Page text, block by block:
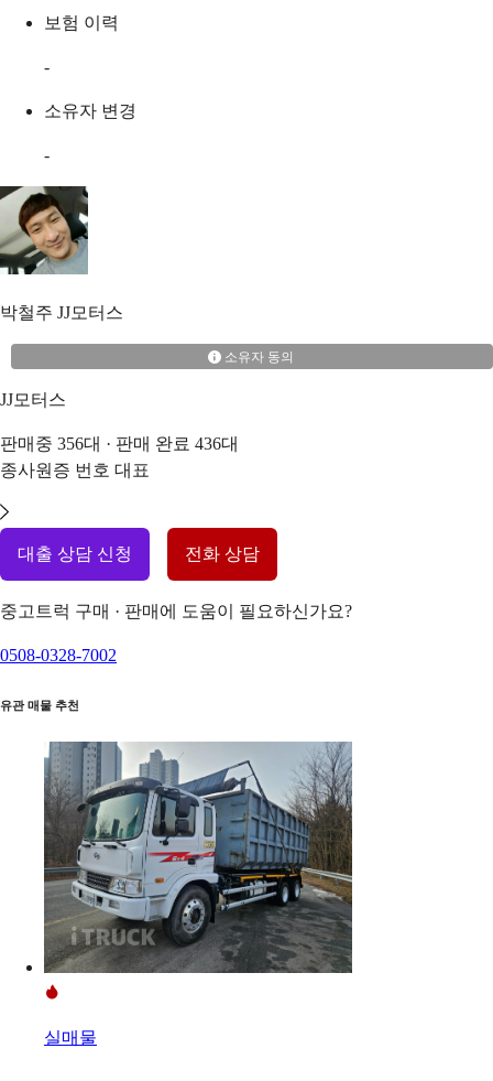
보험 이력
-
소유자 변경
-
박철주 JJ모터스
소유자 동의
JJ모터스
판매중 356대 · 판매 완료 436대
종사원증 번호 대표
대출 상담 신청 전화 상담
중고트럭 구매 · 판매에 도움이 필요하신가요?
0508-0328-7002
유관 매물 추천
실매물